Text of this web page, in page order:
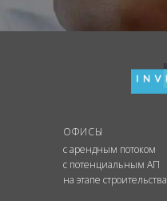
ОФИСЫ
с арендным потоком
с потенциальным АП
на этапе строительства